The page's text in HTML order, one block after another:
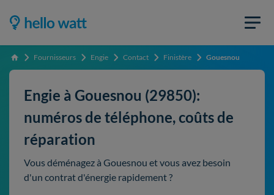
Accueil Fournisseurs Engie Contact Finistère Gouesnou
Engie à Gouesnou (29850):
numéros de téléphone, coûts de
réparation
Vous déménagez à Gouesnou et vous avez besoin
d'un contrat d'énergie rapidement ?